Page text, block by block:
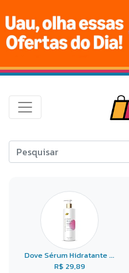
Dove Sérum Hidratante ...
R$ 29,89